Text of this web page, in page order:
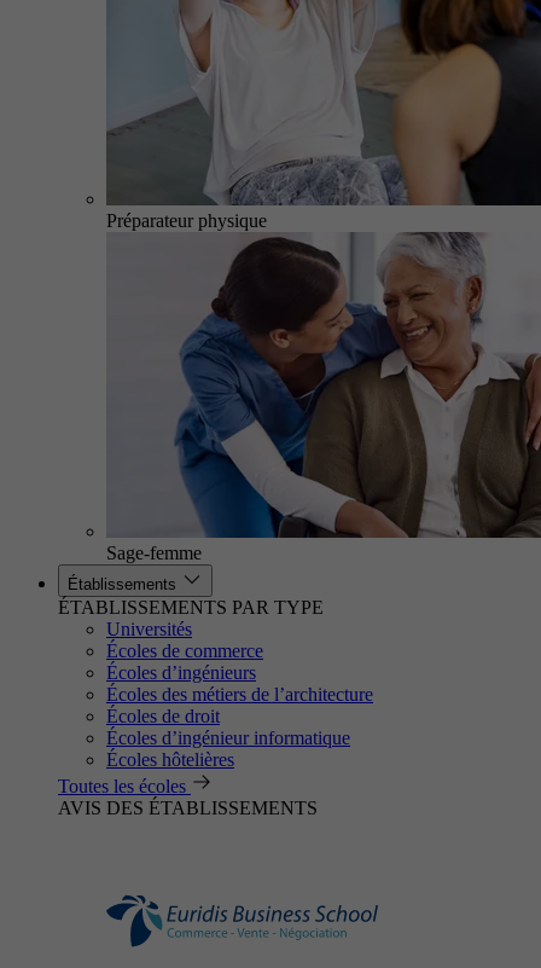
Préparateur physique
Sage-femme
Établissements
ÉTABLISSEMENTS PAR TYPE
Universités
Écoles de commerce
Écoles d’ingénieurs
Écoles des métiers de l’architecture
Écoles de droit
Écoles d’ingénieur informatique
Écoles hôtelières
Toutes les écoles
AVIS DES ÉTABLISSEMENTS